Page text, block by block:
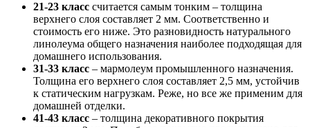
21-23 класс считается самым тонким – толщина
верхнего слоя составляет 2 мм. Соответственно и
стоимость его ниже. Это разновидность натурального
линолеума общего назначения наиболее подходящая для
домашнего использования.
31-33 класс – мармолеум промышленного назначения.
Толщина его верхнего слоя составляет 2,5 мм, устойчив
к статическим нагрузкам. Реже, но все же применим для
домашней отделки.
41-43 класс – толщина декоративного покрытия